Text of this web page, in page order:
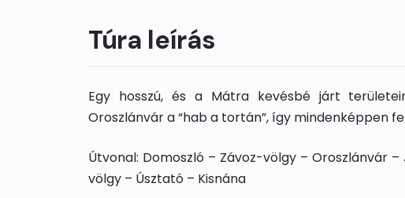
Túra leírás
Egy hosszú, és a Mátra kevésbé járt
Oroszlánvár a “hab a tortán”, így mindenképpen
Útvonal: Domoszló – Závoz-völgy – Oroszlánvár
völgy – Úsztató – Kisnána